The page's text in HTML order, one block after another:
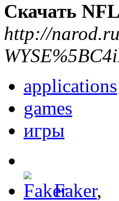
Скачать
http://
applications
games
игры
Faker,